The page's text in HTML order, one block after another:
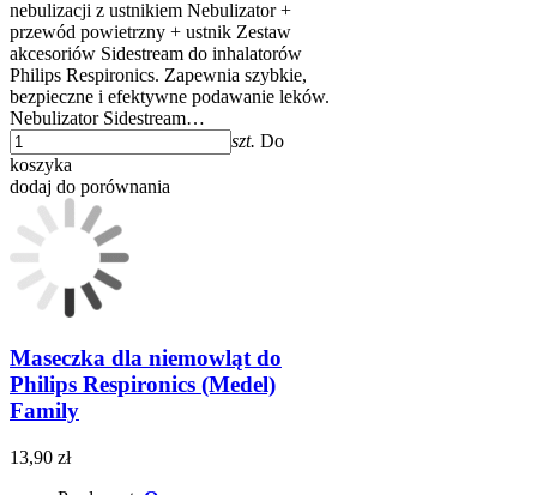
nebulizacji z ustnikiem Nebulizator +
przewód powietrzny + ustnik Zestaw
akcesoriów Sidestream do inhalatorów
Philips Respironics. Zapewnia szybkie,
bezpieczne i efektywne podawanie leków.
Nebulizator Sidestream…
szt. Do
koszyka
dodaj do porównania
Maseczka dla niemowląt do
Philips Respironics (Medel)
Family
13,90 zł